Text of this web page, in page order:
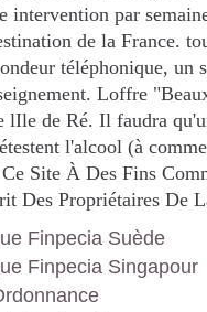
intervention par
de la France.
téléphonique, un
Loffre
lIle de Ré. Il faudra
l'alcool (à
Site À Des Fins
Des Propriétaires De
Finpecia Suède
Finpecia Singapour